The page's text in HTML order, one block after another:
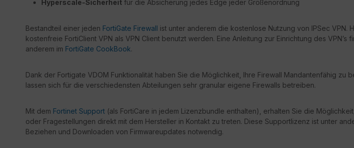
Hyperscale-Sicherheit für die Absicherung jedes Edge jeder Größenordnung
Bestandteil einer jeden FortiGate Firewall ist unter anderem die kostenlose Nutzung von IPSec VPN.
kostenfreie FortiClient VPN als VPN Client benutzt werden. Eine Anleitung zur Einrichtung des VPN’s
anderem im FortiGate CookBook.
Dank der Fortigate VDOM Funktionalität haben Sie die Möglichkeit, Ihre Firewall Mandantenfähig zu
lassen sich für die verschiedensten Abteilungen sehr granular eigene Firewalls betreiben.
Mit dem Fortinet Support (als FortiCare in jedem Lizenzbundle enthalten), erhalten Sie die
oder Fragestellungen direkt mit dem Hersteller in Kontakt zu treten. Diese Supportlizenz ist unter
Beziehen und Downloaden von Firmwareupdates notwendig.